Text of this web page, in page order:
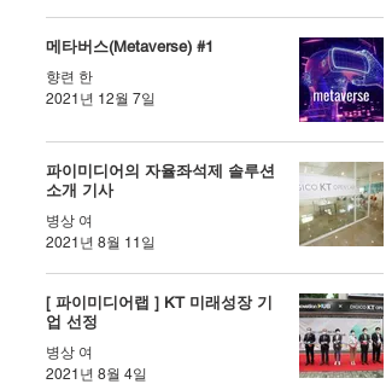
메타버스(Metaverse) #1
향련 한
2021년 12월 7일
파이미디어의 자율좌석제 솔루션
소개 기사
병상 여
2021년 8월 11일
[ 파이미디어랩 ] KT 미래성장 기
업 선정
병상 여
2021년 8월 4일